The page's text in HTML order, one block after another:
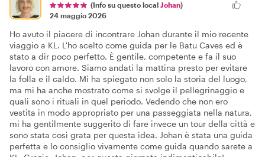
(Info su questo local Johan)
24 maggio 2026
Ho avuto il piacere di incontrare Johan durante il mio recente
viaggio a KL. L'ho scelto come guida per le Batu Caves ed è
stato a dir poco perfetto. È gentile, competente e fa il suo
lavoro con amore. Siamo andati la mattina presto per evitare
la folla e il caldo. Mi ha spiegato non solo la storia del luogo,
ma mi ha anche mostrato come si svolge il pellegrinaggio e
quali sono i rituali in quel periodo. Vedendo che non ero
vestita in modo appropriato per una passeggiata nella natura,
mi ha gentilmente suggerito di fare invece un tour della città e
sono stata così grata per questa idea. Johan è stata una guida
perfetta e lo consiglio vivamente come guida quando sarete a